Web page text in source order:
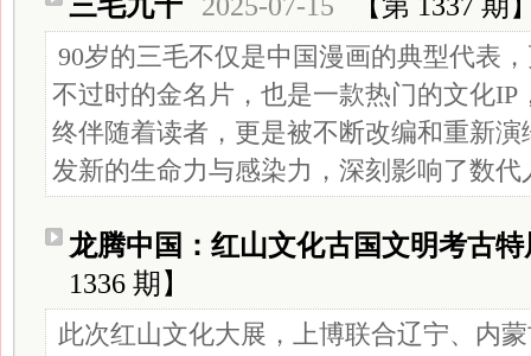
90岁的三毛不仅是中国漫画的典型代表
不过时的金名片，也是一款热门的文化IP
终伴随着读者，更是被不断改编和重新
发新的生命力与感染力，深刻影响了数代
龙腾中国：红山文化古国文明考古特
1336 期】
此次红山文化大展，上博联合辽宁、内